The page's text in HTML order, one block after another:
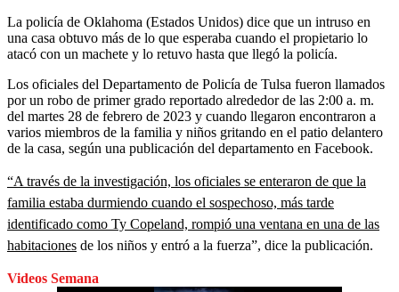
La policía de Oklahoma (Estados Unidos) dice que un intruso en
una casa obtuvo más de lo que esperaba cuando el propietario lo
atacó con un machete y lo retuvo hasta que llegó la policía.
Los oficiales del Departamento de Policía de Tulsa fueron llamados
por un robo de primer grado reportado alrededor de las 2:00 a. m.
del martes 28 de febrero de 2023 y cuando llegaron encontraron a
varios miembros de la familia y niños gritando en el patio delantero
de la casa, según una publicación del departamento en Facebook.
“A través de la investigación, los oficiales se enteraron de que la
familia estaba durmiendo cuando el sospechoso, más tarde
identificado como Ty Copeland, rompió una ventana en una de las
habitaciones de los niños y entró a la fuerza”, dice la publicación.
Videos Semana